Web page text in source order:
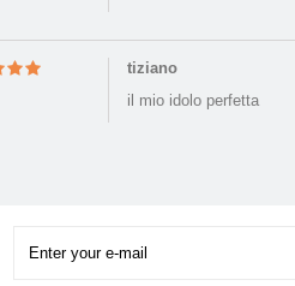
tiziano
il mio idolo perfetta